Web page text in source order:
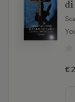
di
€